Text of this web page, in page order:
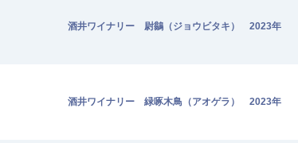
酒井ワイナリー 尉鶲（ジョウビタキ） 2023年
酒井ワイナリー 緑啄木鳥（アオゲラ） 2023年